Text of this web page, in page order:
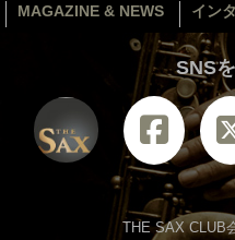
MAGAZINE & NEWS イン
SNS
THE SAX CLUB